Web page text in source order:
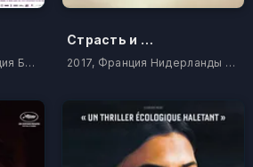
2015, Швейцария Франция Бельгия
Страсть и верность
2017, Франция Нидерланды Бельгия